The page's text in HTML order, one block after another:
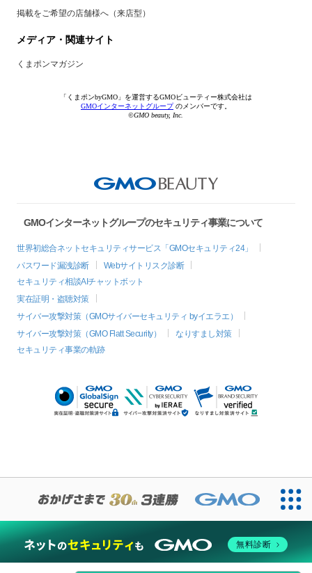
掲載をご希望の店舗様へ（来店型）
メディア・関連サイト
くまポンマガジン
「くまポンbyGMO」を運営するGMOビューティー株式会社は
GMOインターネットグループのメンバーです。
©GMO beauty, Inc.
GMOインターネットグループのセキュリティ事業について
世界初総合ネットセキュリティサービス「GMOセキュリティ24」
パスワード漏洩診断
Webサイトリスク診断
セキュリティ相談AIチャットボット
実在証明・盗聴対策
サイバー攻撃対策（GMOサイバーセキュリティ byイエラエ）
サイバー攻撃対策（GMO Flatt Security）
なりすまし対策
セキュリティ事業の軌跡
無料診断